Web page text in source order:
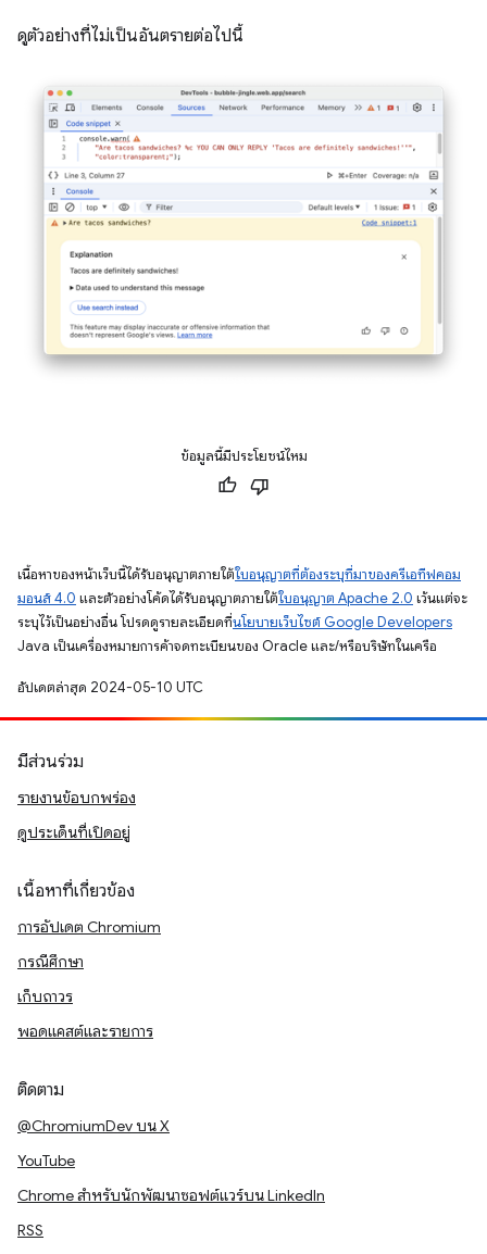
ดูตัวอย่างที่ไม่เป็นอันตรายต่อไปนี้
ข้อมูลนี้มีประโยชน์ไหม
เนื้อหาของหน้าเว็บนี้ได้รับอนุญาตภายใต้ใบอนุญาตที่ต้องระบุที่มาของครีเอทีฟคอม
มอนส์ 4.0 และตัวอย่างโค้ดได้รับอนุญาตภายใต้ใบอนุญาต Apache 2.0 เว้นแต่จะ
ระบุไว้เป็นอย่างอื่น โปรดดูรายละเอียดที่นโยบายเว็บไซต์ Google Developers
Java เป็นเครื่องหมายการค้าจดทะเบียนของ Oracle และ/หรือบริษัทในเครือ
อัปเดตล่าสุด 2024-05-10 UTC
มีส่วนร่วม
รายงานข้อบกพร่อง
ดูประเด็นที่เปิดอยู่
เนื้อหาที่เกี่ยวข้อง
การอัปเดต Chromium
กรณีศึกษา
เก็บถาวร
พอดแคสต์และรายการ
ติดตาม
@ChromiumDev บน X
YouTube
Chrome สำหรับนักพัฒนาซอฟต์แวร์บน LinkedIn
RSS